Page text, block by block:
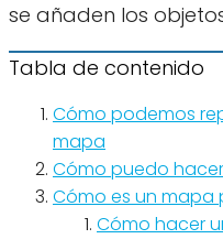
se añaden los
Tabla de contenido
Cómo podemos
mapa
Cómo puedo
Cómo es un mapa
Cómo hacer